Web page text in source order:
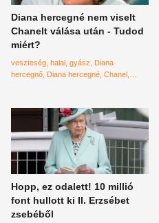
Diana hercegné nem viselt
Chanelt válása után - Tudod
miért?
veszteség halal gyász
Diana
hercegnő Diana hercegné Chanel
Hopp, ez odalett! 10 millió
font hullott ki II. Erzsébet
zsebéből